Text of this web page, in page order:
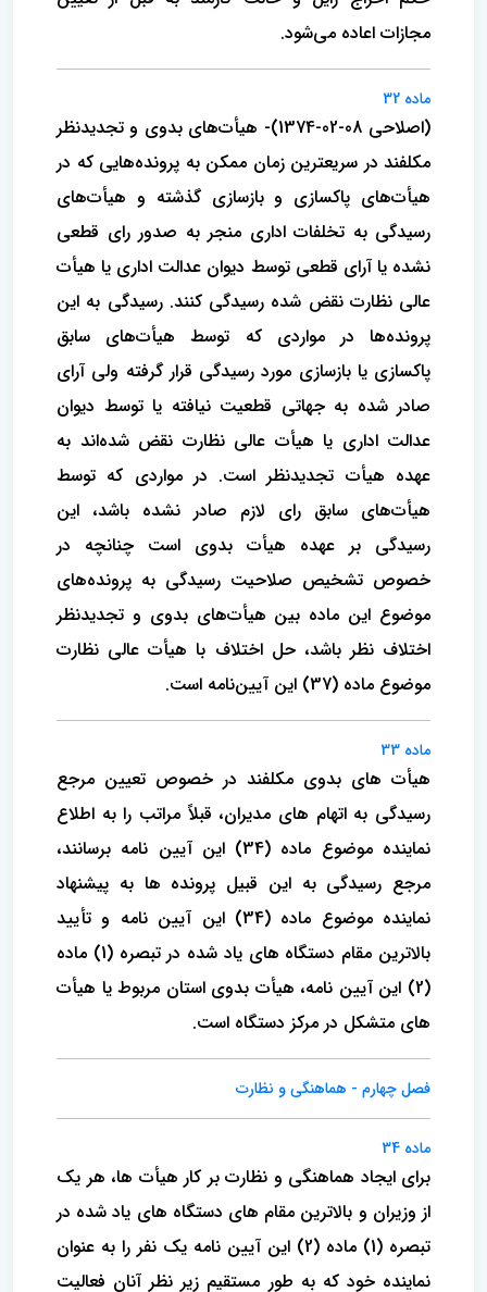
مجازات اعاده می‌شود.
ماده 32
(اصلاحی 08-02-1374)- هیأت‌های بدوی و تجدیدنظر
مکلفند در سریعترین زمان ممکن به پرونده‌هایی که در
هیأت‌های پاکسازی و بازسازی گذشته و هیأت‌های
رسیدگی به تخلفات اداری منجر به صدور رای قطعی
نشده یا آرای قطعی توسط دیوان عدالت اداری یا هیأت
عالی نظارت نقض شده رسیدگی کنند. رسیدگی به این
پرونده‌ها در مواردی که توسط هیأت‌های سابق
پاکسازی یا بازسازی مورد رسیدگی قرار گرفته ولی آرای
صادر شده به جهاتی قطعیت نیافته یا توسط دیوان
عدالت اداری یا هیأت عالی نظارت نقض شده‌اند به
عهده هیأت تجدیدنظر است. در مواردی که توسط
هیأت‌های سابق رای لازم صادر نشده باشد، این
رسیدگی بر عهده هیأت بدوی است چنانچه در
خصوص تشخیص صلاحیت رسیدگی به پرونده‌های
موضوع این ماده بین هیأت‌های بدوی و تجدیدنظر
اختلاف نظر باشد، حل اختلاف با هیأت عالی نظارت
موضوع ماده (37) این آیین‌نامه است.
ماده 33
هیأت های بدوی مکلفند در خصوص تعیین مرجع
رسیدگی به اتهام های مدیران، قبلاً مراتب را به اطلاع
نماینده موضوع ماده (34) این آیین نامه برسانند،
مرجع رسیدگی به این قبیل پرونده ها به پیشنهاد
نماینده موضوع ماده (34) این آیین نامه و تأیید
بالاترین مقام دستگاه های یاد شده در تبصره (1) ماده
(2) این آیین نامه، هیأت بدوی استان مربوط یا هیأت
های متشکل در مرکز دستگاه است.
فصل چهارم - هماهنگی و نظارت
ماده 34
برای ایجاد هماهنگی و نظارت بر کار هیأت ها، هر یک
از وزیران و بالاترین مقام های دستگاه های یاد شده در
تبصره (1) ماده (2) این آیین نامه یک نفر را به عنوان
نماینده خود که به طور مستقیم زیر نظر آنان فعالیت